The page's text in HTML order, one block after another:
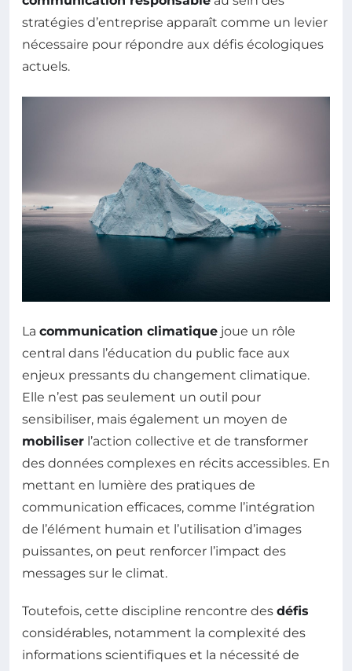
stratégies d’entreprise apparaît comme un levier
nécessaire pour répondre aux défis écologiques
actuels.
La communication climatique joue un rôle
central dans l’éducation du public face aux
enjeux pressants du changement climatique.
Elle n’est pas seulement un outil pour
sensibiliser, mais également un moyen de
mobiliser l’action collective et de transformer
des données complexes en récits accessibles. En
mettant en lumière des pratiques de
communication efficaces, comme l’intégration
de l’élément humain et l’utilisation d’images
puissantes, on peut renforcer l’impact des
messages sur le climat.
Toutefois, cette discipline rencontre des défis
considérables, notamment la complexité des
informations scientifiques et la nécessité de